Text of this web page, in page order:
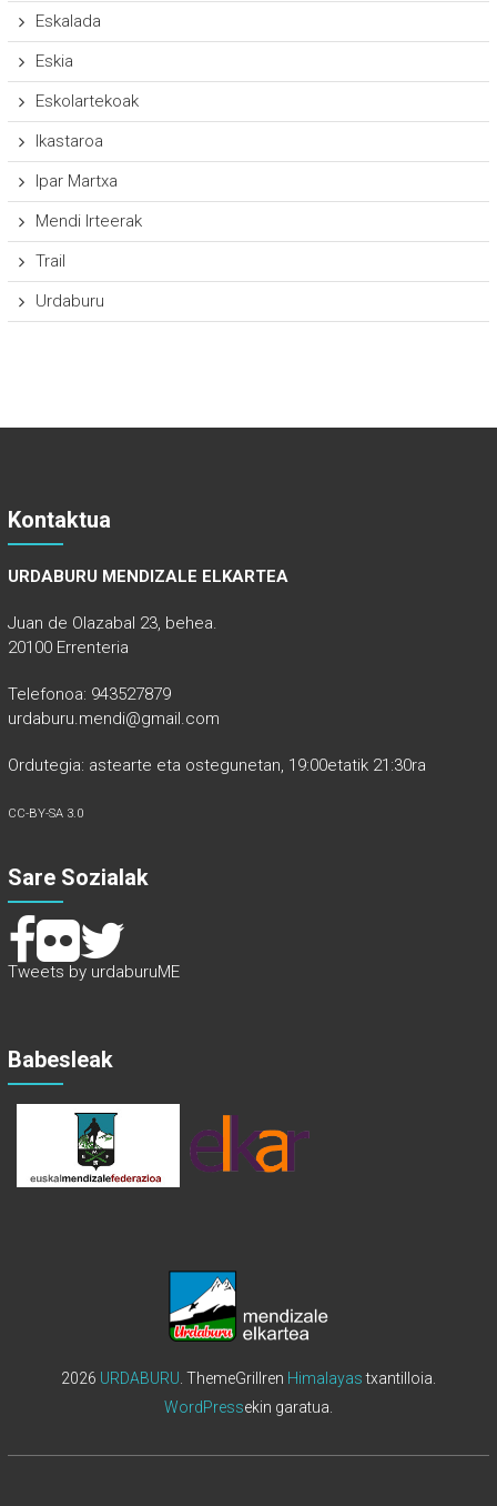
Eskalada
Eskia
Eskolartekoak
Ikastaroa
Ipar Martxa
Mendi Irteerak
Trail
Urdaburu
Kontaktua
URDABURU MENDIZALE ELKARTEA
Juan de Olazabal 23, behea.
20100 Errenteria
Telefonoa: 943527879
urdaburu.mendi@gmail.com
Ordutegia: astearte eta ostegunetan, 19:00etatik 21:30ra
CC-BY-SA 3.0
Sare Sozialak
Tweets by urdaburuME
Babesleak
2026 URDABURU . ThemeGrillren Himalayastxantilloia.
WordPressekin garatua.